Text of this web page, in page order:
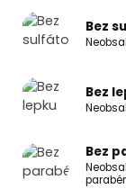
Bez
Bez
Bez